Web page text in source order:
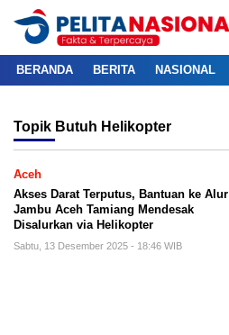
BERANDA BERITA NASIONAL
Topik Butuh Helikopter
Aceh
Akses Darat Terputus, Bantuan ke Alur
Jambu Aceh Tamiang Mendesak
Disalurkan via Helikopter
Sabtu, 13 Desember 2025 - 18:46 WIB